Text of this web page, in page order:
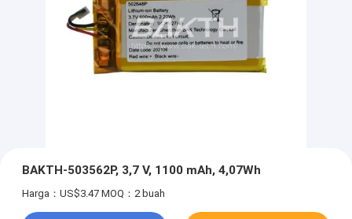
BAKTH-503562P, 3,7 V, 1100 mAh, 4,07Wh
Harga：US$3.47 MOQ：2 buah